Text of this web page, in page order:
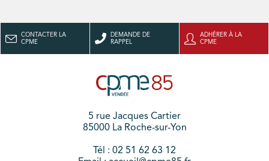
CONTACTER LA
CPME
DEMANDE DE
RAPPEL
ADHÉRER À LA
CPME
5 rue Jacques Cartier
85000 La Roche-sur-Yon
Tél : 02 51 62 63 12